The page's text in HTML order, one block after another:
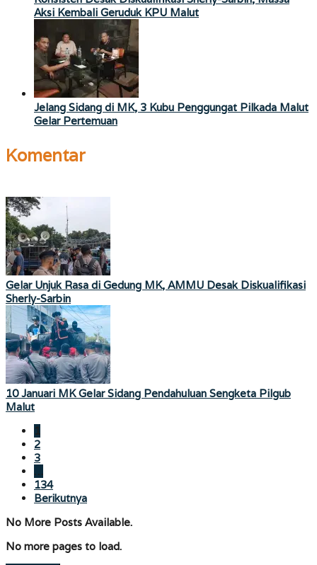
Aksi Kembali Geruduk KPU Malut
Jelang Sidang di MK, 3 Kubu Penggungat Pilkada Malut
Gelar Pertemuan
Komentar
Gelar Unjuk Rasa di Gedung MK, AMMU Desak Diskualifikasi
Sherly-Sarbin
10 Januari MK Gelar Sidang Pendahuluan Sengketa Pilgub
Malut
1
2
3
…
134
Berikutnya
No More Posts Available.
No more pages to load.